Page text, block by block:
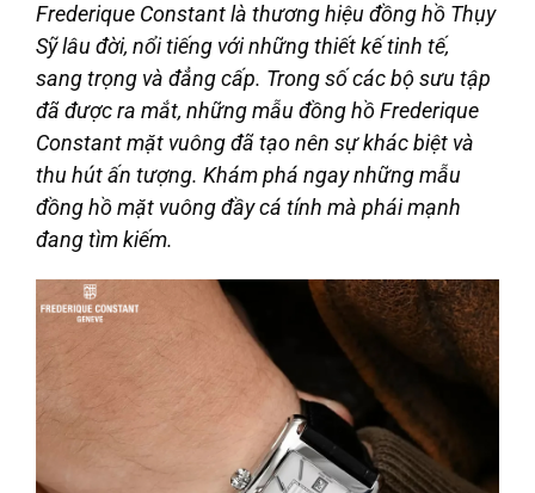
Frederique Constant là thương hiệu đồng hồ Thụy
Sỹ lâu đời, nổi tiếng với những thiết kế tinh tế,
sang trọng và đẳng cấp. Trong số các bộ sưu tập
đã được ra mắt, những mẫu đồng hồ Frederique
Constant mặt vuôngđã tạo nên sự khác biệt và
thu hút ấn tượng. Khám phá ngay những mẫu
đồng hồ mặt vuông đầy cá tính mà phái mạnh
đang tìm kiếm.